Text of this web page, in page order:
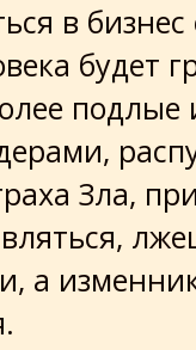
в
будет
подлые
Зла,
а